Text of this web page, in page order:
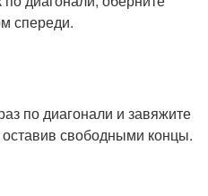
спереди.
по диагонали и завяжите
свободными концы.